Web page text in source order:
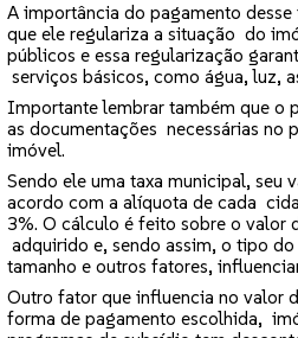
A importância do pagamento
que ele regulariza a situação do
públicos e essa regularização
serviços básicos, como água, luz,
Importante lembrar também que o
as documentações necessárias no
imóvel.
Sendo ele uma taxa municipal, seu
acordo com a alíquota de cada
3%. O cálculo é feito sobre o valor
adquirido e, sendo assim, o tipo
tamanho e outros fatores,
Outro fator que influencia no valor
forma de pagamento escolhida,